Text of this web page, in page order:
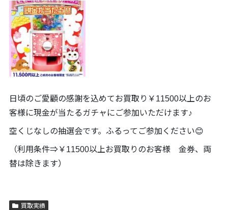
日頃のご愛顧の感謝を込めてお買取り￥11500以上のお
客様に現金が当たるガチャにご参加いただけます♪
空くじなしの抽選会です。ふるってご参加ください😊
（利用条件⇒￥11500以上お買取りのお客様 金券、両
替は除きます）
買取実績